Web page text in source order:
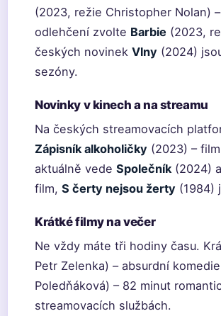
(2023, režie Christopher Nolan)
odlehčení zvolte Barbie (2023,
českých novinek Vlny (2024)
sezóny.
Novinky v kinech a na streamu
Na českých streamovacích
Zápisník alkoholičky (2023) –
aktuálně vede Společník (2024) a
film, S čerty nejsou žerty (1984)
Krátké filmy na večer
Ne vždy máte tři hodiny času.
Petr Zelenka) – absurdní
Poledňáková) – 82 minut
streamovacích službách.